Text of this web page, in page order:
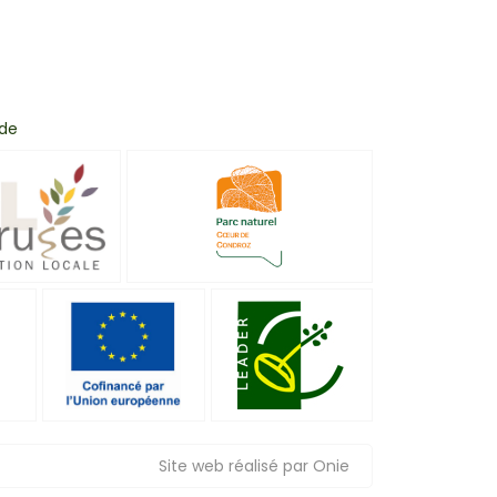
Site web réalisé par Onie